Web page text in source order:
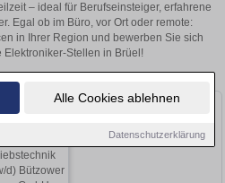
Alle Cookies ablehnen
Datenschutzerklärung
– ideal für Berufseinsteiger, erfahrene
Egal ob im Büro, vor Ort oder remote:
in Ihrer Region und bewerben Sie sich
Elektroniker-Stellen in Brüel!